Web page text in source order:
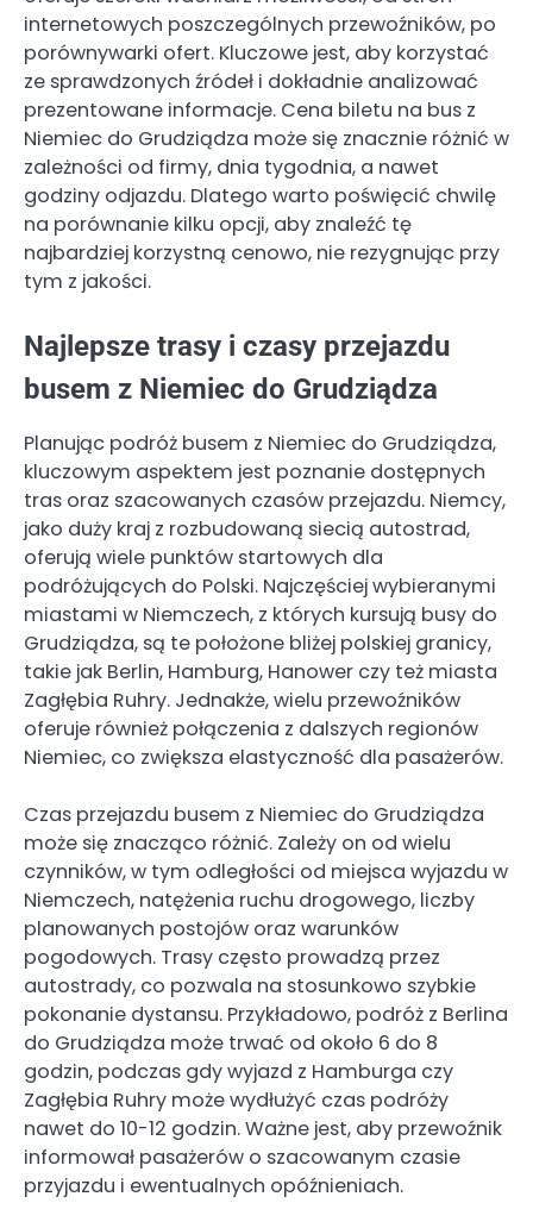
internetowych poszczególnych przewoźników, po
porównywarki ofert. Kluczowe jest, aby korzystać
ze sprawdzonych źródeł i dokładnie analizować
prezentowane informacje. Cena biletu na bus z
Niemiec do Grudziądza może się znacznie różnić w
zależności od firmy, dnia tygodnia, a nawet
godziny odjazdu. Dlatego warto poświęcić chwilę
na porównanie kilku opcji, aby znaleźć tę
najbardziej korzystną cenowo, nie rezygnując przy
tym z jakości.
Najlepsze trasy i czasy przejazdu
busem z Niemiec do Grudziądza
Planując podróż busem z Niemiec do Grudziądza,
kluczowym aspektem jest poznanie dostępnych
tras oraz szacowanych czasów przejazdu. Niemcy,
jako duży kraj z rozbudowaną siecią autostrad,
oferują wiele punktów startowych dla
podróżujących do Polski. Najczęściej wybieranymi
miastami w Niemczech, z których kursują busy do
Grudziądza, są te położone bliżej polskiej granicy,
takie jak Berlin, Hamburg, Hanower czy też miasta
Zagłębia Ruhry. Jednakże, wielu przewoźników
oferuje również połączenia z dalszych regionów
Niemiec, co zwiększa elastyczność dla pasażerów.
Czas przejazdu busem z Niemiec do Grudziądza
może się znacząco różnić. Zależy on od wielu
czynników, w tym odległości od miejsca wyjazdu w
Niemczech, natężenia ruchu drogowego, liczby
planowanych postojów oraz warunków
pogodowych. Trasy często prowadzą przez
autostrady, co pozwala na stosunkowo szybkie
pokonanie dystansu. Przykładowo, podróż z Berlina
do Grudziądza może trwać od około 6 do 8
godzin, podczas gdy wyjazd z Hamburga czy
Zagłębia Ruhry może wydłużyć czas podróży
nawet do 10-12 godzin. Ważne jest, aby przewoźnik
informował pasażerów o szacowanym czasie
przyjazdu i ewentualnych opóźnieniach.